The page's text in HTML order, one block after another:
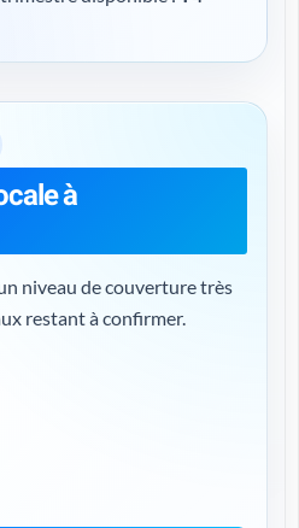
à
niveau de couverture très
restant à confirmer.